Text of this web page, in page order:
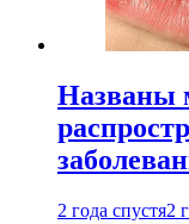
Названы
2 года спустя2